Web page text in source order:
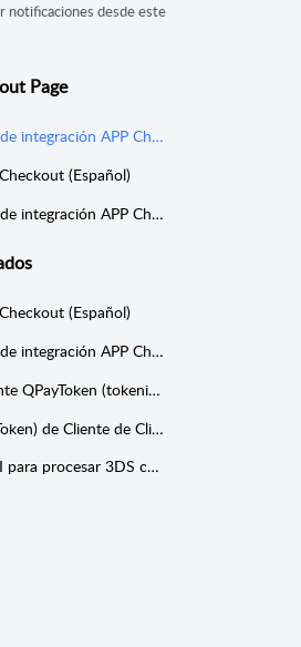
notificaciones desde este
Page
Ejemplo en PHP de integración APP Checkout Woocommerce
(Español)
Ejemplo en PHP de integración APP Checkout
(Español)
Ejemplo en PHP de integración APP Checkout
Creación de Cliente QPayToken (tokenización) vía API V1.0
Eliminar Tarjeta(Token) de Cliente de Cliente QPayPro vía API V1.0
Actualización API para procesar 3DS con BAC